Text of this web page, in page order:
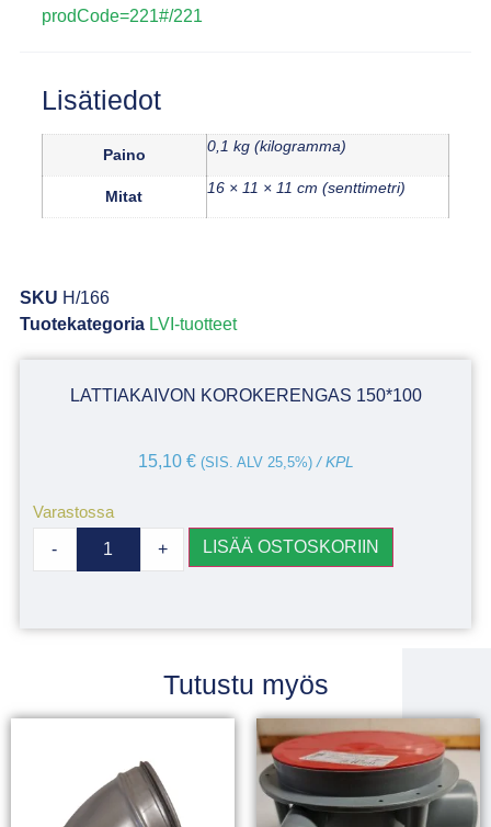
prodCode=221#/221
Lisätiedot
Paino 0,1 kg (kilogramma)
Mitat 16 × 11 × 11 cm (senttimetri)
SKU H/166
Tuotekategoria LVI-tuotteet
LATTIAKAIVON KOROKERENGAS 150*100
15,10 € (SIS. ALV 25,5%)/ KPL
Varastossa
- + LISÄÄ OSTOSKORIIN
Tutustu myös